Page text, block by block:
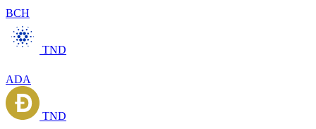
BCH
TND
ADA
TND